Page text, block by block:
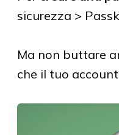
sicurezza >
Ma non buttare
che il tuo